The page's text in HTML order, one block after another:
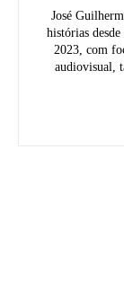
José
histórias
2023, com
audiovisual,